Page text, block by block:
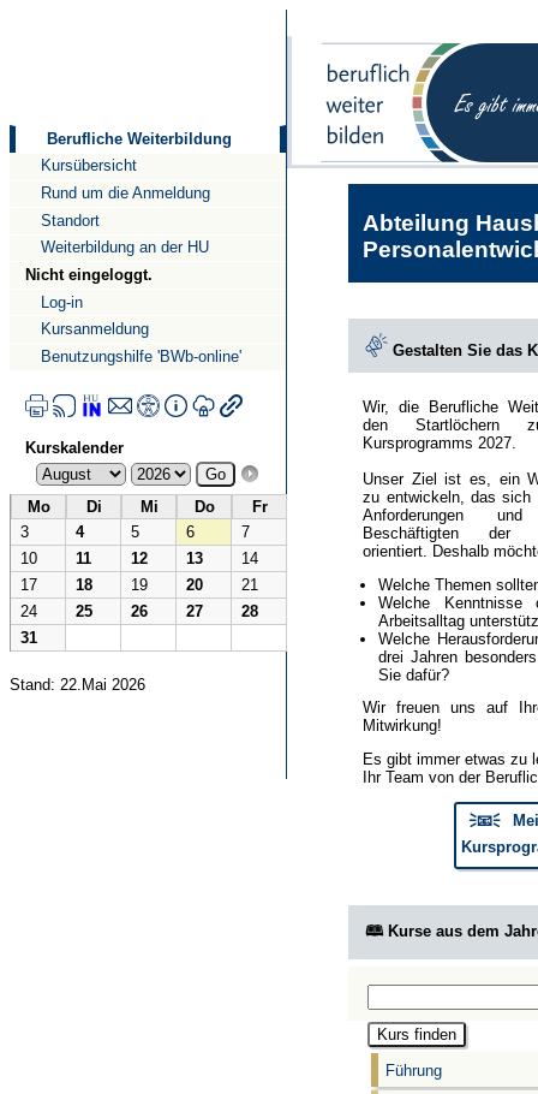
Berufliche Weiterbildung
Kursübersicht
Rund um die Anmeldung
Standort
Weiterbildung an der HU
Nicht eingeloggt.
Log-in
Kursanmeldung
Benutzungshilfe 'BWb-online'
Kurskalender
Mo Di Mi Do
Fr
3
4 5 6
7
10
11 12 13
14
17
18 19 20
21
24
25 26 27
28
31
Stand: 22.Mai 2026
Abteilung
Gestalten Sie das
Wir, die Berufliche
den Startlöchern
Kursprogramms 2027.
Unser Ziel ist es, ein
zu entwickeln, das sich
Anforderungen
Beschäftigten der
orientiert. Deshalb
Welche Themen
Welche
Arbeitsalltag
Welche
drei Jahren
Sie dafür?
Wir freuen uns auf
Mitwirkung!
Es gibt immer etwas zu
Ihr Team von der
🗦📧🗧
🕮 Kurse aus dem
Führung